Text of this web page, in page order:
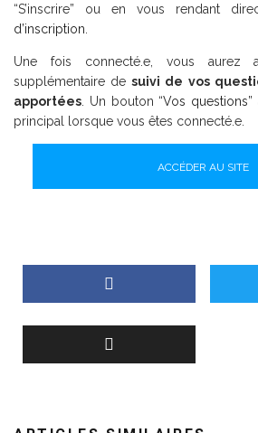
“S’inscrire” ou en vous rendant
d’inscription
Une fois connecté.e, vous aurez
supplémentaire desuivi de vos
apportées . Un bouton “Vos questions
principal lorsque vous êtes connecté.e.
ACCÉDER AU SITE